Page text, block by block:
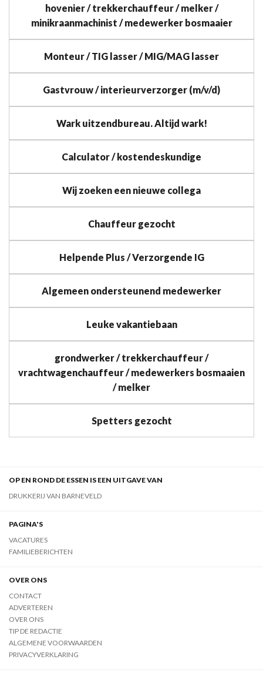
hovenier / trekkerchauffeur / melker /
minikraanmachinist / medewerker bosmaaier
Monteur / TIG lasser / MIG/MAG lasser
Gastvrouw / interieurverzorger (m/v/d)
Wark uitzendbureau. Altijd wark!
Calculator / kostendeskundige
Wij zoeken een nieuwe collega
Chauffeur gezocht
Helpende Plus / Verzorgende IG
Algemeen ondersteunend medewerker
Leuke vakantiebaan
grondwerker / trekkerchauffeur /
vrachtwagenchauffeur / medewerkers bosmaaien
/ melker
Spetters gezocht
OP EN ROND DE ESSEN IS EEN UITGAVE VAN
DRUKKERIJ VAN BARNEVELD
PAGINA'S
VACATURES
FAMILIEBERICHTEN
OVER ONS
CONTACT
ADVERTEREN
OVER ONS
TIP DE REDACTIE
ALGEMENE VOORWAARDEN
PRIVACYVERKLARING